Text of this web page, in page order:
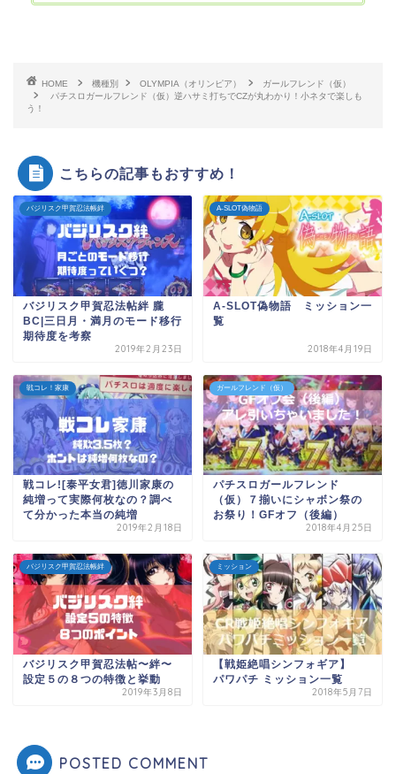
HOME 機種別 OLYMPIA（オリンピア）
ガールフレンド（仮）
パチスロガールフレンド（仮）逆ハサミ打ちでCZが丸わかり！小ネタで楽しも
う！
こちらの記事もおすすめ！
バジリスク甲賀忍法帳絆
バジリスク甲賀忍法帖絆 朧
BC|三日月・満月のモード移行
期待度を考察
2019年2月23日
A-SLOT偽物語
A-SLOT偽物語 ミッション一
覧
2018年4月19日
戦コレ！家康
戦コレ![泰平女君]徳川家康の
純増って実際何枚なの？調べ
て分かった本当の純増
2019年2月18日
ガールフレンド（仮）
パチスロガールフレンド
（仮）７揃いにシャボン祭の
お祭り！GFオフ（後編）
2018年4月25日
バジリスク甲賀忍法帳絆
バジリスク甲賀忍法帖〜絆〜
設定５の８つの特徴と挙動
2019年3月8日
ミッション
【戦姫絶唱シンフォギア】
パワパチ ミッション一覧
2018年5月7日
POSTED COMMENT